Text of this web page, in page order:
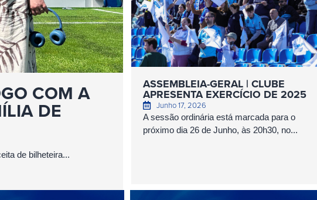
COM A
DE
de bilheteira...
ASSEMBLEIA-GERAL | CLUBE
APRESENTA EXERCÍCIO DE 2025
Junho 17, 2026
A sessão ordinária está marcada para o
próximo dia 26 de Junho, às 20h30, no...